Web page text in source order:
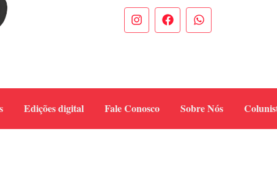
sucesso em Itapoá
dezembro
sobre sinais e cuidados
Edições digital Fale Conosco Sobre Nós